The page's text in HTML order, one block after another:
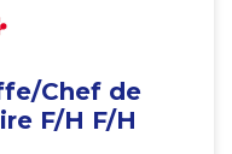
Chef de
F/H F/H